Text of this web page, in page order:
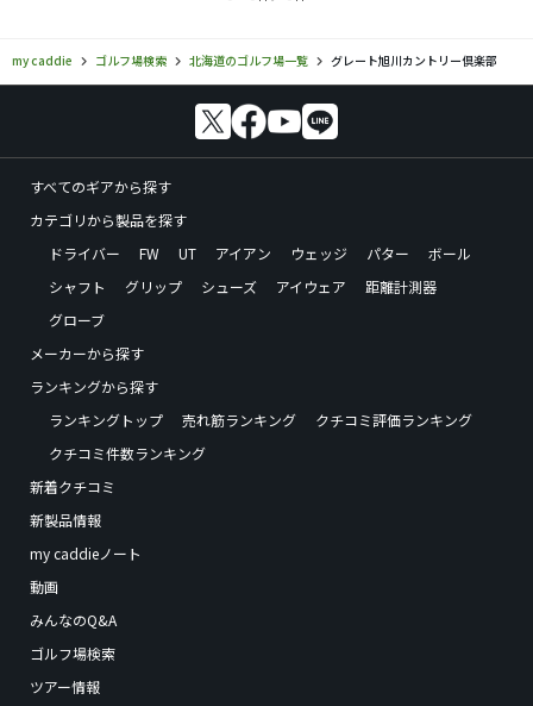
my caddie ゴルフ場検索 北海道のゴルフ場一覧 グレート旭川カントリー倶楽部
すべてのギアから探す
カテゴリから製品を探す
ドライバー
FW UT アイアン ウェッジ パター
ボール
シャフト
グリップ シューズ アイウェア
距離計測器
グローブ
メーカーから探す
ランキングから探す
ランキングトップ
売れ筋ランキング
クチコミ評価ランキング
クチコミ件数ランキング
新着クチコミ
新製品情報
my caddieノート
動画
みんなのQ&A
ゴルフ場検索
ツアー情報